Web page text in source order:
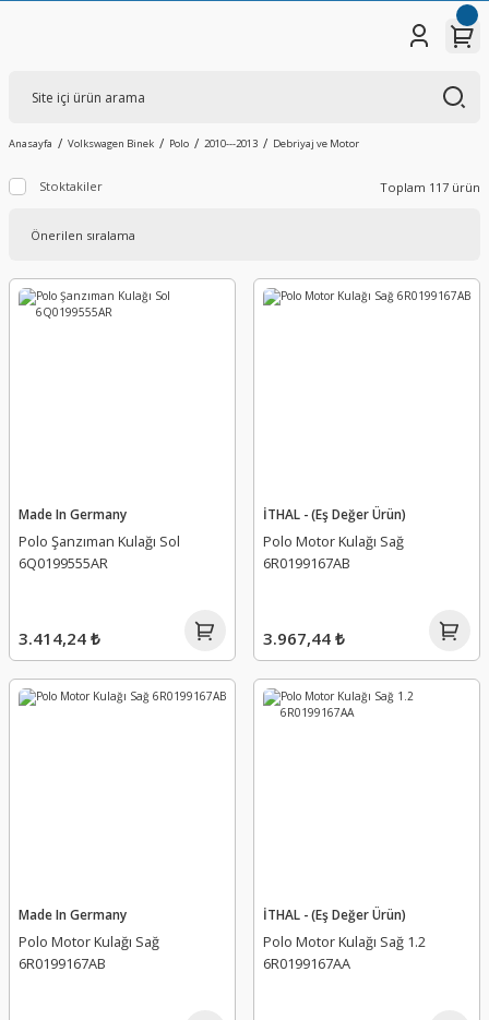
Anasayfa Volkswagen Binek Polo 2010---2013 Debriyaj ve Motor
Stoktakiler Toplam 117 ürün
Made In Germany
Polo Şanzıman Kulağı Sol
6Q0199555AR
3.414,24 ₺
İTHAL - (Eş Değer Ürün)
Polo Motor Kulağı Sağ
6R0199167AB
3.967,44 ₺
Made In Germany
Polo Motor Kulağı Sağ
6R0199167AB
İTHAL - (Eş Değer Ürün)
Polo Motor Kulağı Sağ 1.2
6R0199167AA